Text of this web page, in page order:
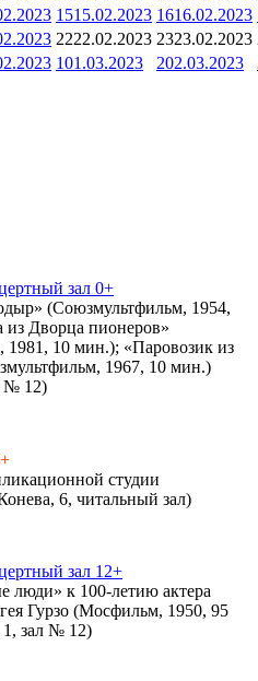
1515.02.2023 1616.02.2023
2222.02.2023 2323.02.2023
101.03.2023 202.03.2023
зал 0+
(Союзмультфильм, 1954,
Дворца пионеров»
10 мин.); «Паровозик из
1967, 10 мин.)
№ 12)
студии
6, читальный зал)
зал 12+
люди» к 100-летию актера
Гурзо (Мосфильм, 1950, 95
зал № 12)